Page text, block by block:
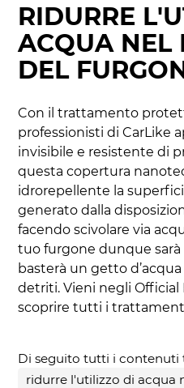
RIDURRE
ACQUA NEL
DEL
Con il trattamento
professionisti di CarLike
invisibile e resistente di
questa copertura
idrorepellente la
generato dalla
facendo scivolare via
tuo furgone dunque
basterà un getto
detriti. Vieni negli Official
scoprire tutti i
Di seguito tutti i contenuti
ridurre l'utilizzo di acqua